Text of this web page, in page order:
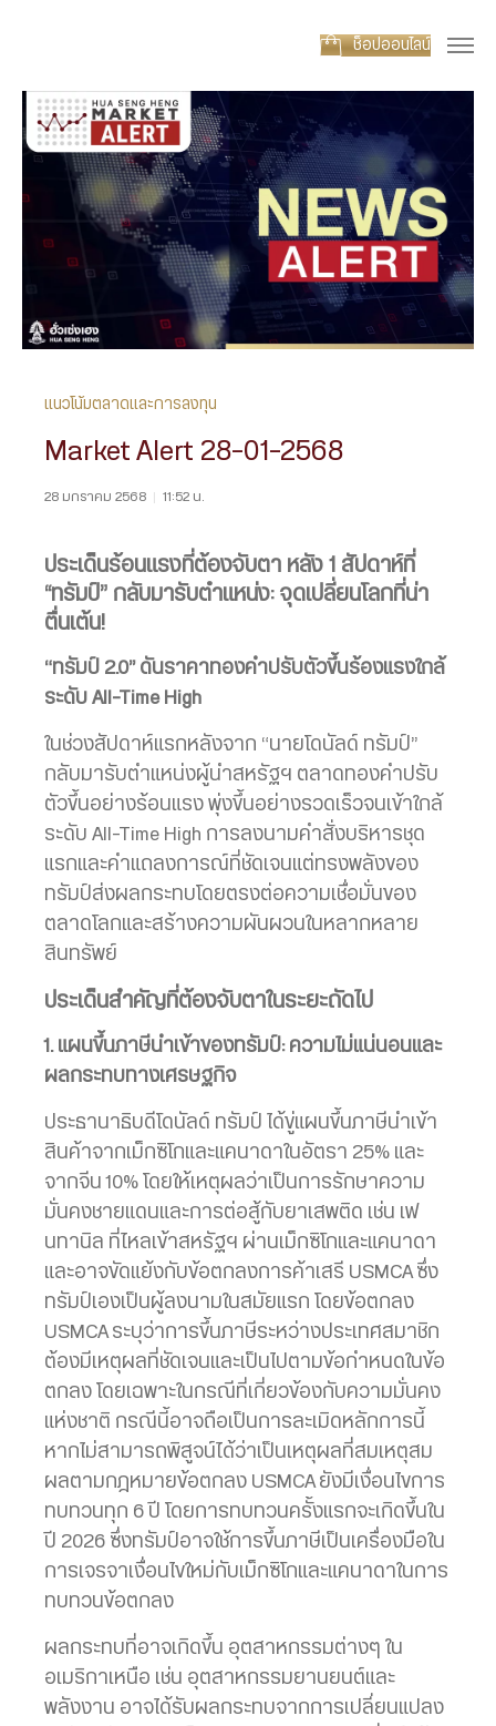
ช็อปออนไลน์
แนวโน้มตลาดและการลงทุน
Market Alert 28-01-2568
28 มกราคม 2568 | 11:52 น.
ประเด็นร้อนแรงที่ต้องจับตา หลัง 1 สัปดาห์ที่
“ทรัมป์” กลับมารับตำแหน่ง: จุดเปลี่ยนโลกที่น่า
ตื่นเต้น!
“ทรัมป์ 2.0” ดันราคาทองคำปรับตัวขึ้นร้องแรงใกล้
ระดับ All-Time High
ในช่วงสัปดาห์แรกหลังจาก “นายโดนัลด์ ทรัมป์”
กลับมารับตำแหน่งผู้นำสหรัฐฯ ตลาดทองคำปรับ
ตัวขึ้นอย่างร้อนแรง พุ่งขึ้นอย่างรวดเร็วจนเข้าใกล้
ระดับ All-Time High การลงนามคำสั่งบริหารชุด
แรกและคำแถลงการณ์ที่ชัดเจนแต่ทรงพลังของ
ทรัมป์ส่งผลกระทบโดยตรงต่อความเชื่อมั่นของ
ตลาดโลกและสร้างความผันผวนในหลากหลาย
สินทรัพย์
ประเด็นสำคัญที่ต้องจับตาในระยะถัดไป
1. แผนขึ้นภาษีนำเข้าของทรัมป์: ความไม่แน่นอนและ
ผลกระทบทางเศรษฐกิจ
ประธานาธิบดีโดนัลด์ ทรัมป์ ได้ขู่แผนขึ้นภาษีนำเข้า
สินค้าจากเม็กซิโกและแคนาดาในอัตรา 25% และ
จากจีน 10% โดยให้เหตุผลว่าเป็นการรักษาความ
มั่นคงชายแดนและการต่อสู้กับยาเสพติด เช่น เฟ
นทานิล ที่ไหลเข้าสหรัฐฯ ผ่านเม็กซิโกและแคนาดา
และอาจขัดแย้งกับข้อตกลงการค้าเสรี USMCA ซึ่ง
ทรัมป์เองเป็นผู้ลงนามในสมัยแรก โดยข้อตกลง
USMCA ระบุว่าการขึ้นภาษีระหว่างประเทศสมาชิก
ต้องมีเหตุผลที่ชัดเจนและเป็นไปตามข้อกำหนดในข้อ
ตกลง โดยเฉพาะในกรณีที่เกี่ยวข้องกับความมั่นคง
แห่งชาติ กรณีนี้อาจถือเป็นการละเมิดหลักการนี้
หากไม่สามารถพิสูจน์ได้ว่าเป็นเหตุผลที่สมเหตุสม
ผลตามกฎหมายข้อตกลง USMCA ยังมีเงื่อนไขการ
ทบทวนทุก 6 ปี โดยการทบทวนครั้งแรกจะเกิดขึ้นใน
ปี 2026 ซึ่งทรัมป์อาจใช้การขึ้นภาษีเป็นเครื่องมือใน
การเจรจาเงื่อนไขใหม่กับเม็กซิโกและแคนาดาในการ
ทบทวนข้อตกลง
ผลกระทบที่อาจเกิดขึ้น อุตสาหกรรมต่างๆ ใน
อเมริกาเหนือ เช่น อุตสาหกรรมยานยนต์และ
พลังงาน อาจได้รับผลกระทบจากการเปลี่ยนแปลง